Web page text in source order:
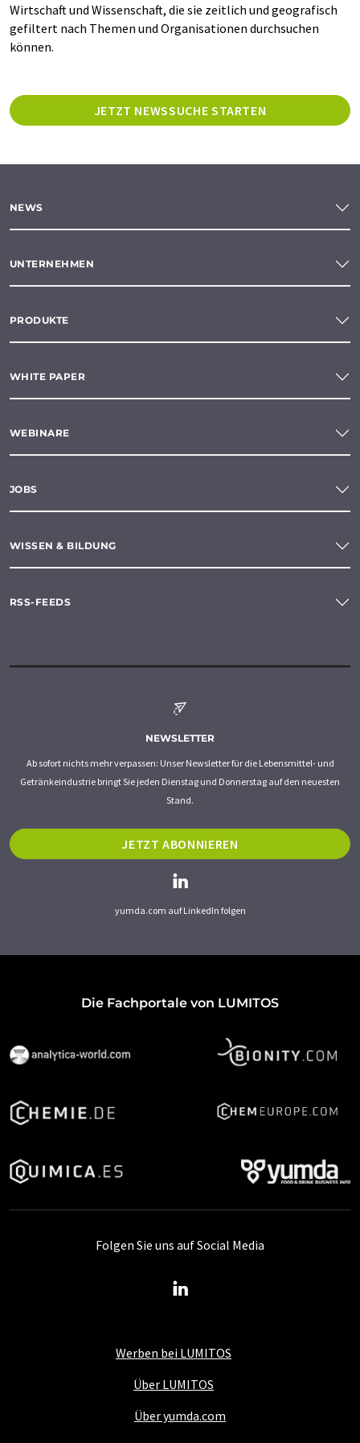
Wirtschaft und Wissenschaft, die sie zeitlich und geografisch
gefiltert nach Themen und Organisationen durchsuchen
können.
JETZT NEWSSUCHE STARTEN
NEWS
UNTERNEHMEN
PRODUKTE
WHITE PAPER
WEBINARE
JOBS
WISSEN & BILDUNG
RSS-FEEDS
NEWSLETTER
Ab sofort nichts mehr verpassen: Unser Newsletter für die Lebensmittel- und
Getränkeindustrie bringt Sie jeden Dienstag und Donnerstag auf den neuesten
Stand.
JETZT ABONNIEREN
yumda.com auf LinkedIn folgen
Die Fachportale von LUMITOS
Werben bei LUMITOS
Über LUMITOS
Über yumda.com
Folgen Sie uns auf Social Media